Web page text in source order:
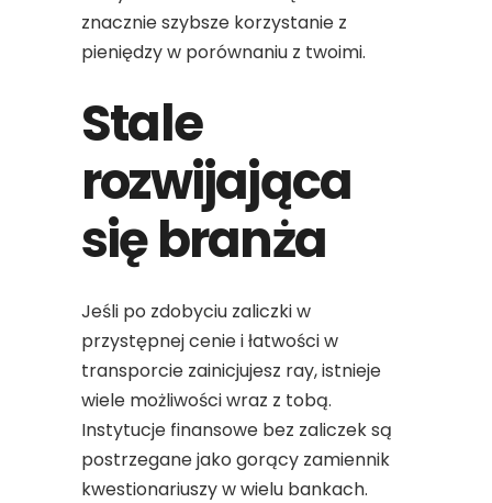
znacznie szybsze korzystanie z
pieniędzy w porównaniu z twoimi.
Stale
rozwijająca
się branża
Jeśli po zdobyciu zaliczki w
przystępnej cenie i łatwości w
transporcie zainicjujesz ray, istnieje
wiele możliwości wraz z tobą.
Instytucje finansowe bez zaliczek są
postrzegane jako gorący zamiennik
kwestionariuszy w wielu bankach.